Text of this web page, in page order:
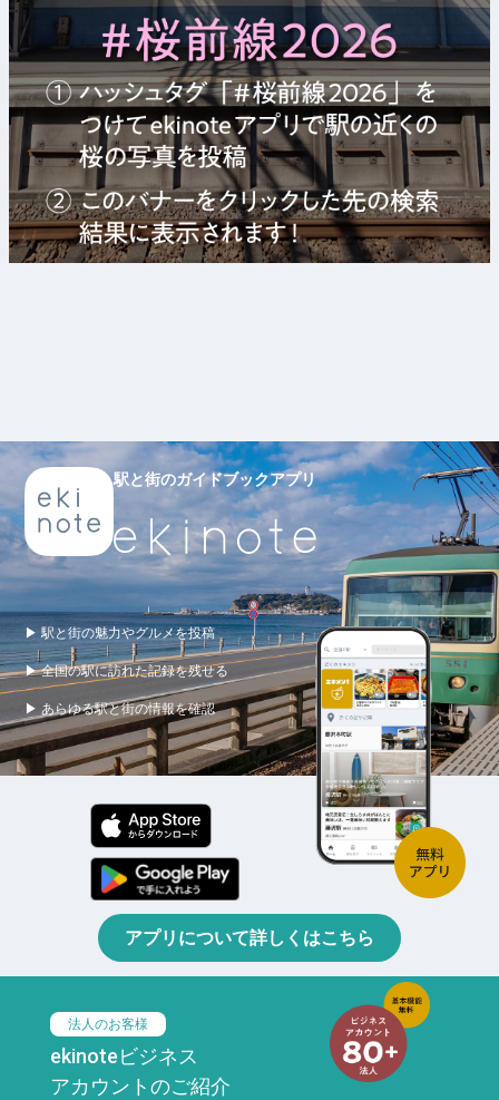
駅と街のガイドブックアプリ
▶ 駅と街の魅力やグルメを投稿
▶ 全国の駅に訪れた記録を残せる
▶ あらゆる駅と街の情報を確認
アプリについて詳しくはこちら
法人のお客様
ekinoteビジネス
アカウントのご紹介